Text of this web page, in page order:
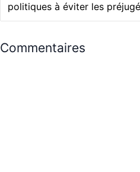
politiques à éviter les
Commentaires